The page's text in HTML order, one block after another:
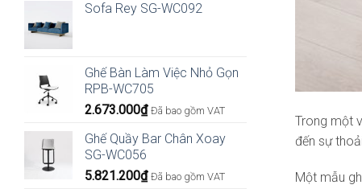
Sofa Rey SG-WC092
Ghế Bàn Làm Việc Nhỏ Gọn
RPB-WC705
2.673.000₫ Đã bao gồm VAT
Ghế Quầy Bar Chân Xoay
SG-WC056
5.821.200₫ Đã bao gồm VAT
Trong một
đến sự
Một mẫu